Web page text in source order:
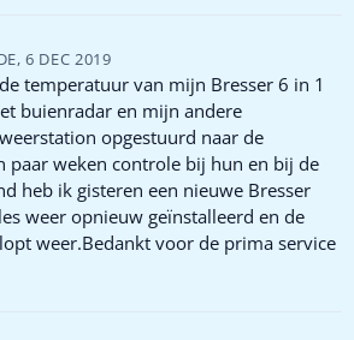
, 6 DEC 2019
temperatuur van mijn Bresser 6 in 1
buienradar en mijn andere
opgestuurd naar de
paar weken controle bij hun en bij de
heb ik gisteren een nieuwe Bresser
weer opnieuw geïnstalleerd en de
weer.Bedankt voor de prima service